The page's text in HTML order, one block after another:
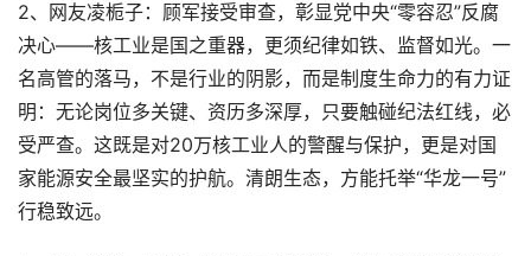
2、网友凌栀子：顾军接受审查，彰显党中央“零容忍”反腐
决心——核工业是国之重器，更须纪律如铁、监督如光。一
名高管的落马，不是行业的阴影，而是制度生命力的有力证
明：无论岗位多关键、资历多深厚，只要触碰纪法红线，必
受严查。这既是对20万核工业人的警醒与保护，更是对国
家能源安全最坚实的护航。清朗生态，方能托举“华龙一号”
行稳致远。